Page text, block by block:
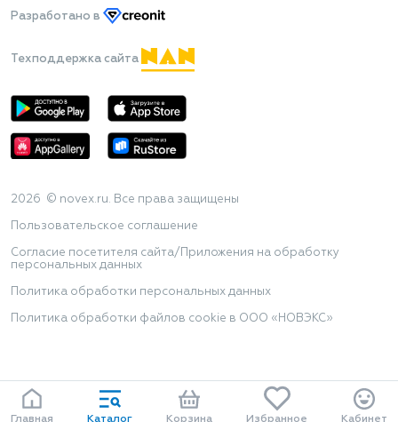
Разработано в
Техподдержка сайта
2026 © novex.ru. Все права защищены
Пользовательское соглашение
Согласие посетителя сайта/Приложения на обработку
персональных данных
Политика обработки персональных данных
Политика обработки файлов cookie в ООО «НОВЭКС»
Главная Каталог Корзина Избранное Кабинет